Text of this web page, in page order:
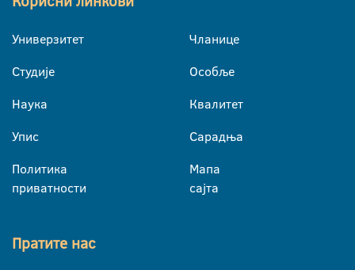
Универзитет
Студије
Наука
Упис
Политика
приватности
Чланице
Особље
Квалитет
Сарадња
Мапа
сајта
Пратите нас